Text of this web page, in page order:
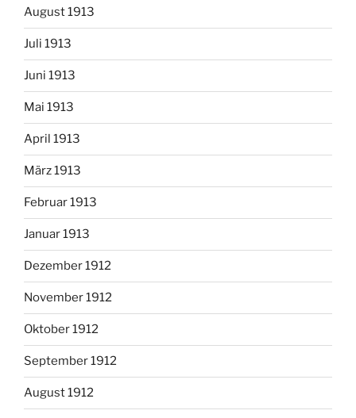
August 1913
Juli 1913
Juni 1913
Mai 1913
April 1913
März 1913
Februar 1913
Januar 1913
Dezember 1912
November 1912
Oktober 1912
September 1912
August 1912